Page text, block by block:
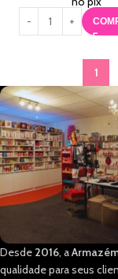
1
Desde 2016, a
qualidade para seus